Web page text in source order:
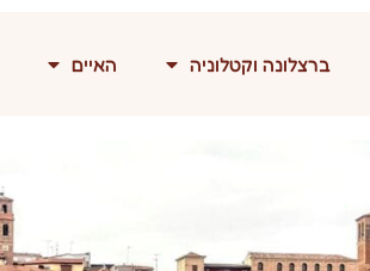
ברצלונה וקטלוניה האיים